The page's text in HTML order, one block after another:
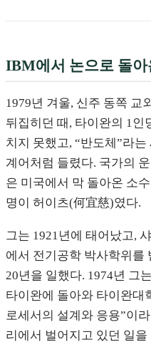
IBM에서 논으로 돌아
1979년 겨울, 신주 동쪽 교
뒤집히던 때, 타이완의 1인
치지 못했고, “반도체”라
계어처럼 들렸다. 국가의
은 미국에서 막 돌아온 소
명이 허이츠(何宜慈)였다.
그는 1921년에 태어났고,
에서 전기공학 박사학위를
20년을 일했다. 1974년 그
타이완에 돌아와 타이완대
로세서의 설계와 응용”이
리에서 벌어지고 있던 일